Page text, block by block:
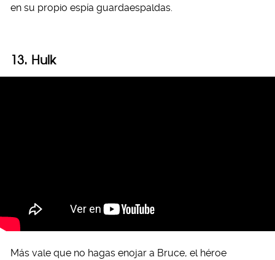
en su propio espía guardaespaldas.
13. Hulk
Más vale que no hagas enojar a Bruce, el héroe